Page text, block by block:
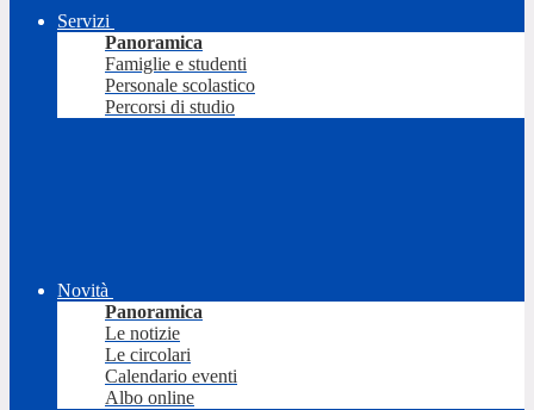
Servizi
Panoramica
Famiglie e studenti
Personale scolastico
Percorsi di studio
Novità
Panoramica
Le notizie
Le circolari
Calendario eventi
Albo online